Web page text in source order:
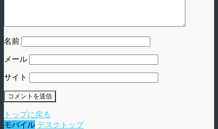
名前
メール
サイト
トップに戻る
モバイル デスクトップ